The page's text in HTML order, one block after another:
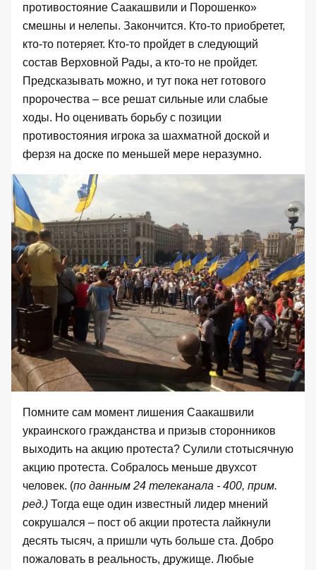
противостояние Саакашвили и Порошенко»
смешны и нелепы. Закончится. Кто-то приобретет,
кто-то потеряет. Кто-то пройдет в следующий
состав Верховной Рады, а кто-то не пройдет.
Предсказывать можно, и тут пока нет готового
пророчества – все решат сильные или слабые
ходы. Но оценивать борьбу с позиции
противостояния игрока за шахматной доской и
ферзя на доске по меньшей мере неразумно.
Помните сам момент лишения Саакашвили
украинского гражданства и призыв сторонников
выходить на акцию протеста? Сулили стотысячную
акцию протеста. Собралось меньше двухсот
человек. (по данным 24 телеканала - 400, прим.
ред.) Тогда еще один известный лидер мнений
сокрушался – пост об акции протеста лайкнули
десять тысяч, а пришли чуть больше ста. Добро
пожаловать в реальность, дружище. Любые